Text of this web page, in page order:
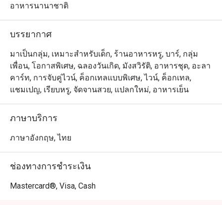
ตามด้วยบุยยาเบสหรือซุปปลาสไตล์ฝรั่งเศสและพาสต้าตัลยา
ระดับในธีมสีครามเข้ม
อาหารนานาชาติ
บรรยากาศ
มาเป็นกลุ่ม, เหมาะสำหรับเด็ก, ร้านอาหารหรู, บาร์, กลุ่ม
เพื่อน, โอกาสพิเศษ, ฉลองวันเกิด, มังสวิรัติ, อาหารชุด, อะลา
คาร์ท, การจับคู่ไวน์, ค็อกเทลแบบพิเศษ, ไวน์, ค็อกเทล,
แชมเปญ, เรียบหรู, จัดจานสวย, แปลกใหม่, อาหารเย็น
ภาษาบริการ
ภาษาอังกฤษ, ไทย
ช่องทางการชำระเงิน
Mastercard®, Visa, Cash